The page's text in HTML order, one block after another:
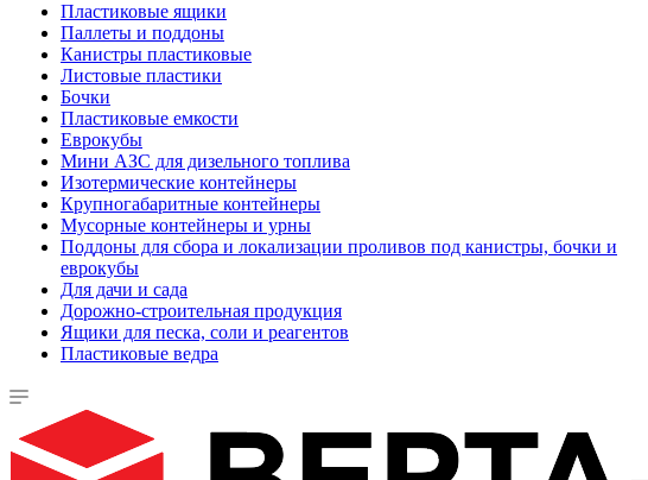
Пластиковые ящики
Паллеты и поддоны
Канистры пластиковые
Листовые пластики
Бочки
Пластиковые емкости
Еврокубы
Мини АЗС для дизельного топлива
Изотермические контейнеры
Крупногабаритные контейнеры
Мусорные контейнеры и урны
Поддоны для сбора и локализации проливов под канистры, бочки и
еврокубы
Для дачи и сада
Дорожно-строительная продукция
Ящики для песка, соли и реагентов
Пластиковые ведра